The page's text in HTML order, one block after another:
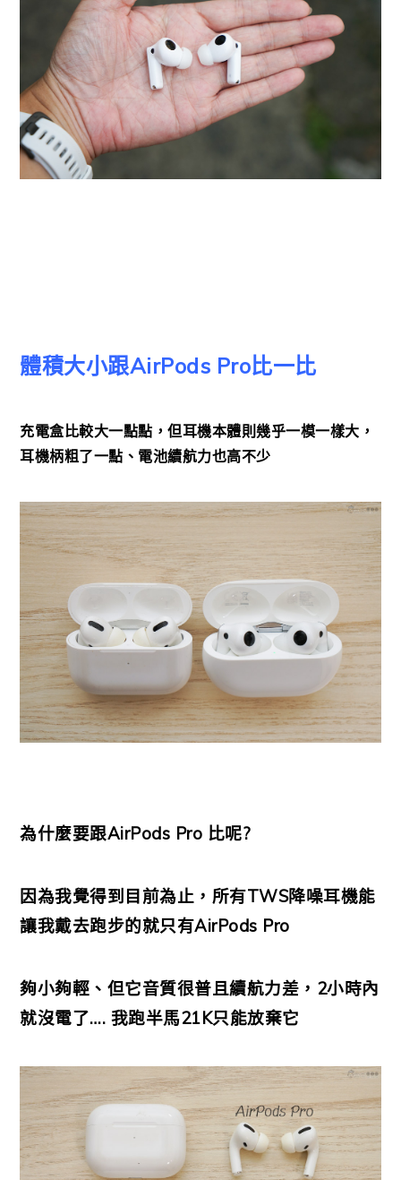
體積大小跟AirPods Pro比一比
充電盒比較大一點點，但耳機本體則幾乎一模一樣大，
耳機柄粗了一點、電池續航力也高不少
為什麼要跟AirPods Pro 比呢?
因為我覺得到目前為止，所有TWS降噪耳機能
讓我戴去跑步的就只有AirPods Pro
夠小夠輕、但它音質很普且續航力差，2小時內
就沒電了…. 我跑半馬21K只能放棄它